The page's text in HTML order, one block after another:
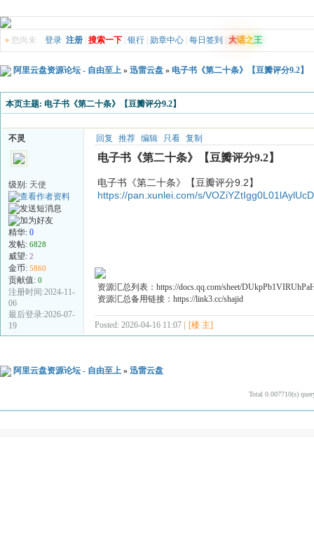
» 您尚未 登录 注册 搜索一下 银行 勋章中心 每日签到 大话之王
阿里云盘资源论坛 - 自由至上 » 迅雷云盘 » 电子书《第二十条》【豆瓣评分9.2】
本页主题: 电子书《第二十条》【豆瓣评分9.2】
不灵
级别: 天使
精华: 0
发帖: 6828
威望: 2
金币: 5860
贡献值: 0
注册时间:2024-11-
06
最后登录:2026-07-
19
回复 推荐 编辑 只看 复制
电子书《第二十条》【豆瓣评分9.2】
电子书《第二十条》【豆瓣评分9.2】
https://pan.xunlei.com/s/
资源汇总列表：https://docs.qq.com/sheet/
资源汇总备用链接：https://link3.cc/shajid
Posted: 2026-04-16 11:07 | [楼 主]
阿里云盘资源论坛 - 自由至上 » 迅雷云盘
Total 0.007710(s)